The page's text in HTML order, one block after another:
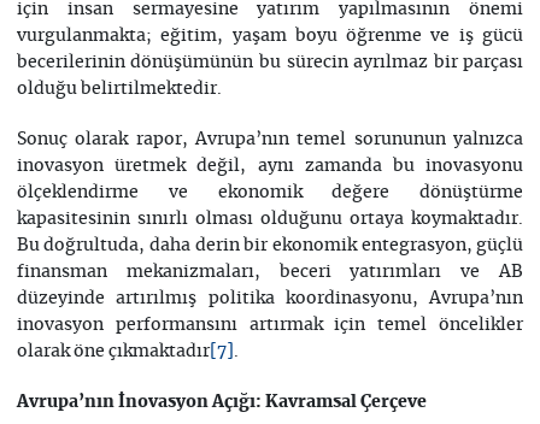
için insan sermayesine yatırım yapılmasının önemi
vurgulanmakta; eğitim, yaşam boyu öğrenme ve iş gücü
becerilerinin dönüşümünün bu sürecin ayrılmaz bir parçası
olduğu belirtilmektedir.
Sonuç olarak rapor, Avrupa’nın temel sorununun yalnızca
inovasyon üretmek değil, aynı zamanda bu inovasyonu
ölçeklendirme ve ekonomik değere dönüştürme
kapasitesinin sınırlı olması olduğunu ortaya koymaktadır.
Bu doğrultuda, daha derin bir ekonomik entegrasyon, güçlü
finansman mekanizmaları, beceri yatırımları ve AB
düzeyinde artırılmış politika koordinasyonu, Avrupa’nın
inovasyon performansını artırmak için temel öncelikler
olarak öne çıkmaktadır[7]
Avrupa’nın İnovasyon Açığı: Kavramsal Çerçeve